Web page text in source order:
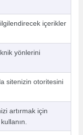
içerikler
yönlerini
sitenizin otoritesini
artırmak için